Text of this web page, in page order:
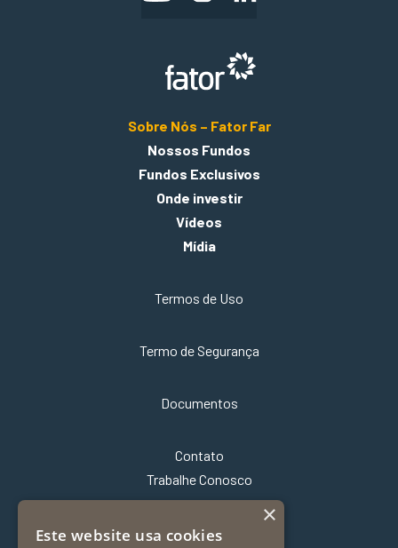
Sobre Nós – Fator Far
Nossos Fundos
Fundos Exclusivos
Onde investir
Vídeos
Mídia
Termos de Uso
Termo de Segurança
Documentos
Contato
Trabalhe Conosco
×
Este website usa cookies